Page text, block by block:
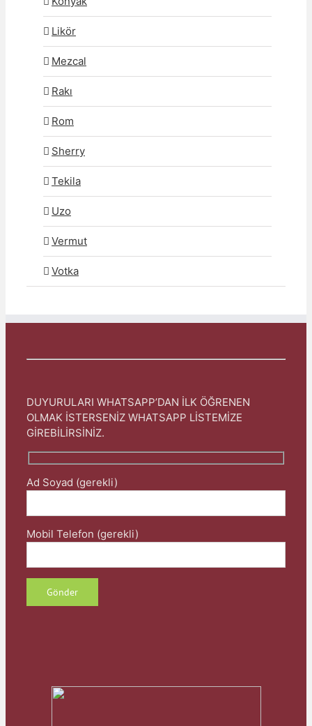
Likör
Mezcal
Rakı
Rom
Sherry
Tekila
Uzo
Vermut
Votka
DUYURULARI WHATSAPP’DAN İLK ÖĞRENEN
OLMAK İSTERSENİZ WHATSAPP LİSTEMİZE
GİREBİLİRSİNİZ.
Ad Soyad (gerekli)
Mobil Telefon (gerekli)